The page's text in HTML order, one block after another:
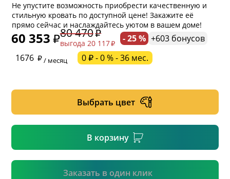
Не упустите возможность приобрести качественную и
стильную кровать по доступной цене! Закажите её
прямо сейчас и наслаждайтесь уютом в вашем доме!
60 353 80 470
выгода 20 117 - 25 % +603 бонусов
1676
/ месяц 0 ₽ - 0 % - 36 мес.
Выбрать цвет
В корзину
Заказать в один клик
* обязательное поле
Подтвердить